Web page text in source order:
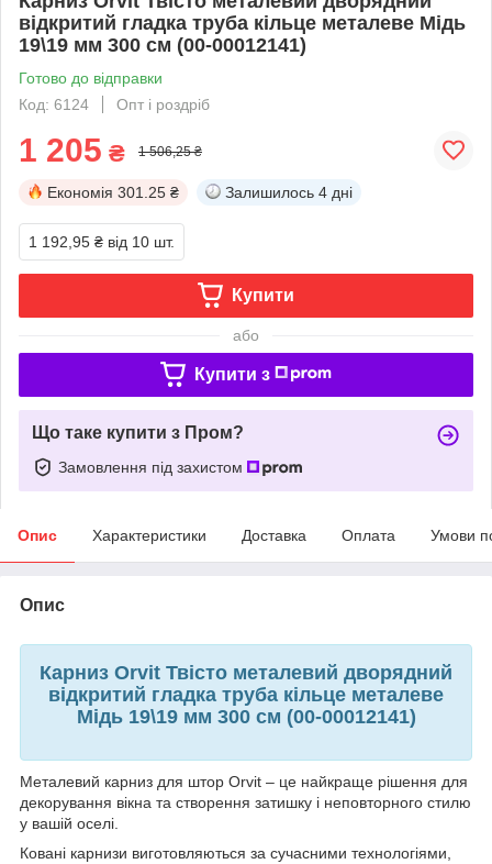
відкритий гладка труба кільце металеве Мідь
19\19 мм 300 см (00-00012141)
Готово до відправки
Код: 6124
Опт і роздріб
1 205 ₴ 1 506,25 ₴
Економія 301.25 ₴ Залишилось 4 дні
1 192,95 ₴ від 10 шт.
Купити
або
Купити з
Що таке купити з Пром?
Замовлення під захистом
Опис Характеристики Доставка Оплата Умови
Опис
Карниз Orvit Твісто металевий дворядний
відкритий гладка труба кільце металеве
Мідь 19\19 мм 300 см (00-00012141)
Металевий карниз для штор Orvit – це найкраще рішення для
декорування вікна та створення затишку і неповторного стилю
у вашій оселі.
Ковані карнизи виготовляються за сучасними технологіями,